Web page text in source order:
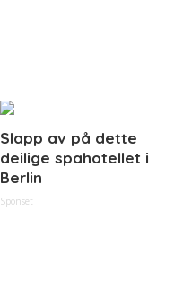
Slapp av på dette
deilige spahotellet i
Berlin
Sponset